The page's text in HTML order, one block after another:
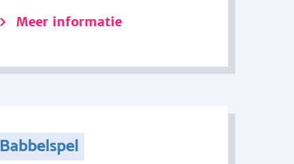
Meer informatie
Babbelspel